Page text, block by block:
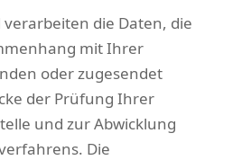
die Daten, die
mit Ihrer
oder zugesendet
der Prüfung Ihrer
und zur Abwicklung
Die